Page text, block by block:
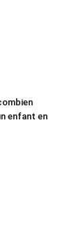
enfant en